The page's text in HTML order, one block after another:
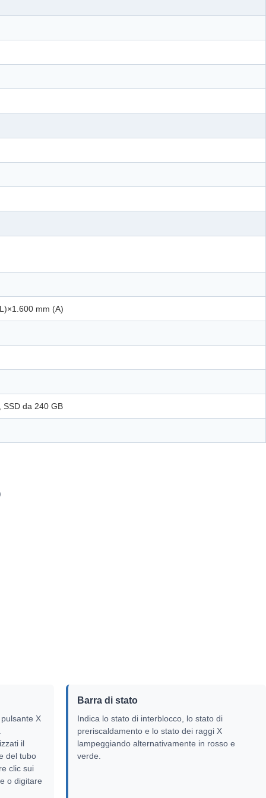
mm (A)
SSD da 240 GB
X
il
del tubo
clic sui
o digitare
Barra di stato
Indica lo stato di interblocco, lo stato di
preriscaldamento e lo stato dei raggi X
lampeggiando alternativamente in rosso e
verde.